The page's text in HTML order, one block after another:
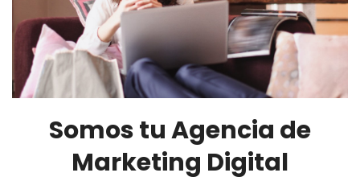
Somos tu Agencia de
Marketing Digital